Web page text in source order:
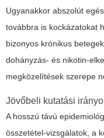
Ugyanakkor abszolút
továbbra is kockázatokat
bizonyos krónikus
dohányzás- és nikotin-
megközelítések szerepe
Jövőbeli kutatási
A hosszú távú
összetétel-vizsgálatok, a